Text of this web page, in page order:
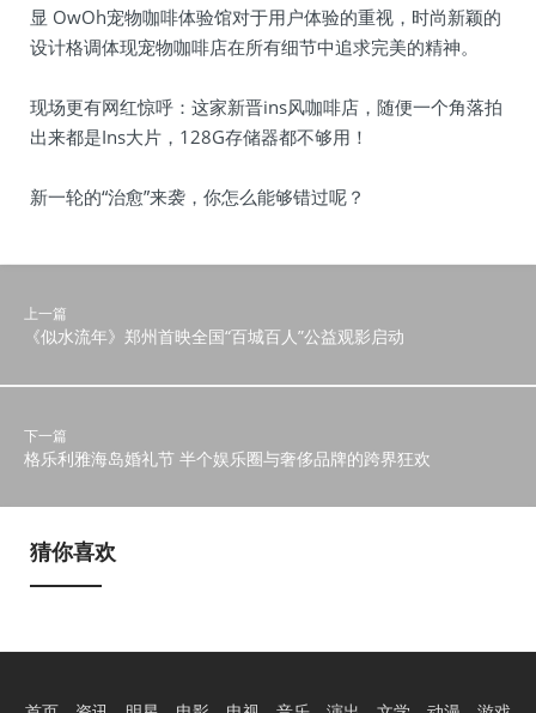
显 OwOh宠物咖啡体验馆对于用户体验的重视，时尚新颖的
设计格调体现宠物咖啡店在所有细节中追求完美的精神。
现场更有网红惊呼：这家新晋ins风咖啡店，随便一个角落拍
出来都是Ins大片，128G存储器都不够用！
新一轮的“治愈”来袭，你怎么能够错过呢？
上一篇
《似水流年》郑州首映全国“百城百人”公益观影启动
下一篇
格乐利雅海岛婚礼节 半个娱乐圈与奢侈品牌的跨界狂欢
猜你喜欢